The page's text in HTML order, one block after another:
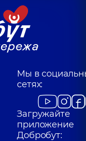
Мы в
сетях:
Загружайте
приложение
Добробут: